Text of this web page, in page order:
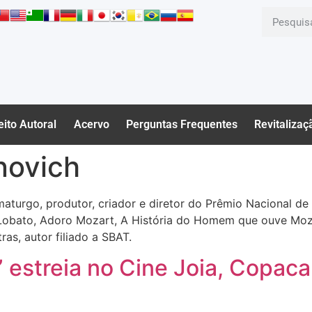
Autoral Acervo Perguntas Frequentes
produtor, criador e diretor do Prêmio Nacional
Adoro Mozart, A História do Homem que ouve
autor filiado a SBAT.
estreia no Cine Joia,